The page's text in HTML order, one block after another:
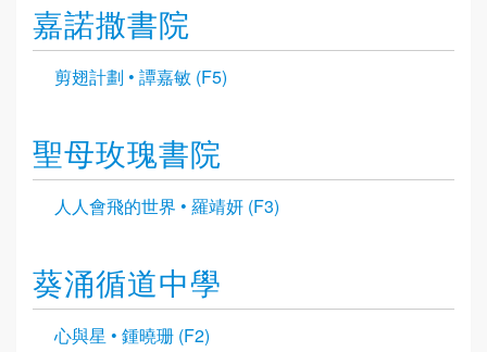
嘉諾撒書院
剪翅計劃 • 譚嘉敏 (F5)
聖母玫瑰書院
人人會飛的世界 • 羅靖妍 (F3)
葵涌循道中學
心與星 • 鍾曉珊 (F2)